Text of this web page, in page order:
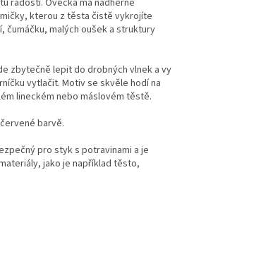
kterou z těsta čistě vykrojíte
čumáčku, malých oušek a struktury
zbytečně lepit do drobných vlnek a vy
vytlačit. Motiv se skvěle hodí na
lineckém nebo máslovém těstě.
barvě.
pro styk s potravinami a je
jako je například těsto,